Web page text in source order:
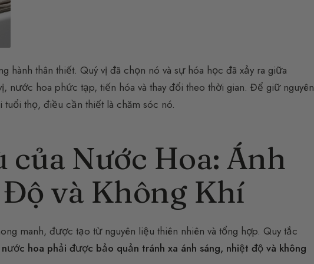
hành thân thiết. Quý vị đã chọn nó và sự hóa học đã xảy ra giữa
nước hoa phức tạp, tiến hóa và thay đổi theo thời gian. Để giữ nguyên
thọ, điều cần thiết là chăm sóc nó.
của Nước Hoa: Ánh
và Không Khí
manh, được tạo từ nguyên liệu thiên nhiên và tổng hợp. Quy tắc
nước hoa phải được bảo quản tránh xa ánh sáng, nhiệt độ và không